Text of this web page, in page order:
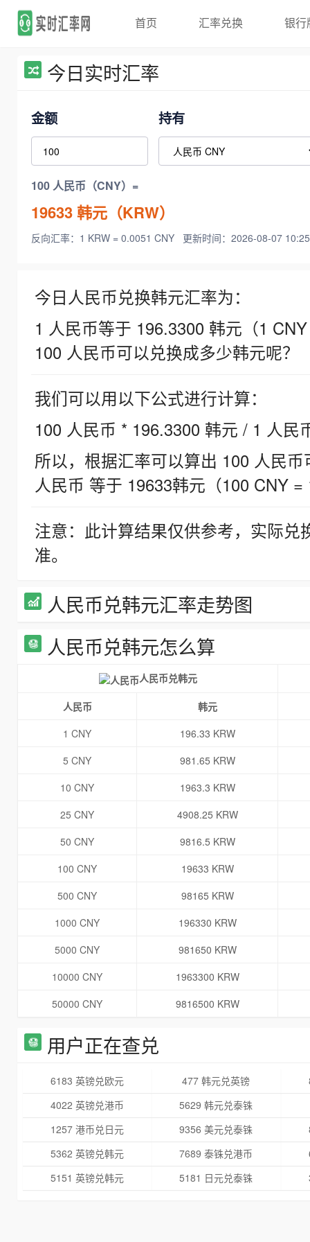
首页 汇率兑换 银行
今日实时汇率
金额 持有
100 人民币（CNY）=
19633韩元（KRW）
反向汇率：1 KRW = 0.0051 CNY 更新时间：2026-08-07
今日人民币兑换韩元汇率为：
1 人民币等于 196.3300 韩元（1
100 人民币可以兑换成多少韩元呢？
我们可以用以下公式进行计算：
100 人民币 * 196.3300 韩元 / 1 人民
所以，根据汇率可以算出 100 人民
人民币 等于 19633韩元（100 CNY =
注意：此计算结果仅供参考，实际
准。
人民币兑韩元汇率走势图
人民币兑韩元怎么算
人民币兑韩元
人民币
韩元
1 CNY
196.33 KRW
5 CNY
981.65 KRW
10 CNY
1963.3 KRW
25 CNY
4908.25 KRW
50 CNY
9816.5 KRW
100 CNY
19633 KRW
500 CNY
98165 KRW
1000 CNY
196330 KRW
5000 CNY
981650 KRW
10000 CNY
1963300 KRW
50000 CNY
9816500 KRW
用户正在查兑
6183 英镑兑欧元 477 韩元兑英镑
4022 英镑兑港币
5629 韩元兑泰铢
1257 港币兑日元
9356 美元兑泰铢
5362 英镑兑韩元
7689 泰铢兑港币
5151 英镑兑韩元
5181 日元兑泰铢